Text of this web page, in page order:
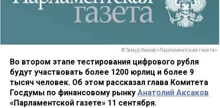
© Тимур Ханов/«Парламентская газета»
Во втором этапе тестирования цифрового рубля
будут участвовать более 1200 юрлиц и более 9
тысяч человек. Об этом рассказал глава Комитета
Госдумы по финансовому рынку Анатолий Аксаков
«Парламентской газете» 11 сентября.